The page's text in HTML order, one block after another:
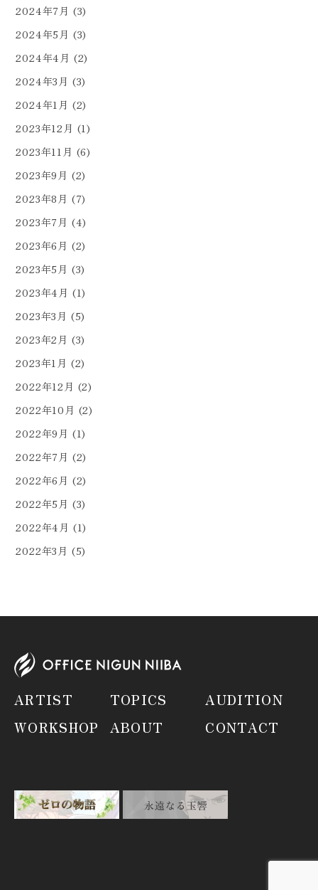
2024年7月 (3)
2024年5月 (3)
2024年4月 (2)
2024年3月 (3)
2024年1月 (2)
2023年12月 (1)
2023年11月 (6)
2023年9月 (2)
2023年8月 (7)
2023年7月 (4)
2023年6月 (2)
2023年5月 (3)
2023年4月 (1)
2023年3月 (5)
2023年2月 (3)
2023年1月 (2)
2022年12月 (2)
2022年10月 (2)
2022年9月 (1)
2022年7月 (2)
2022年6月 (2)
2022年5月 (3)
2022年4月 (1)
2022年3月 (5)
ARTIST TOPICS
AUDITION
WORKSHOP
ABOUT CONTACT